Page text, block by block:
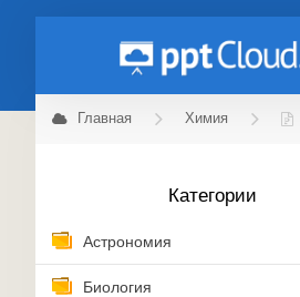
Главная Химия
Категории
Астрономия
Биология